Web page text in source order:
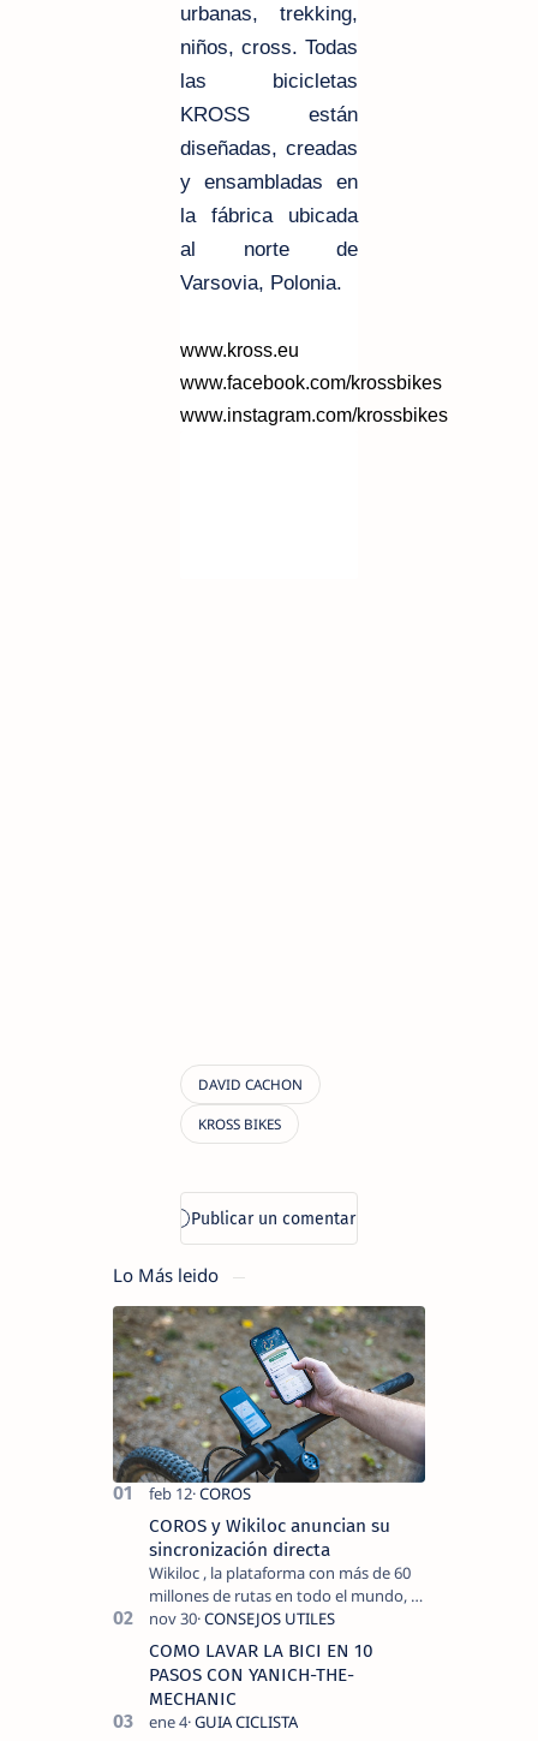
urbanas, trekking,
niños, cross. Todas
las bicicletas
KROSS están
diseñadas, creadas
y ensambladas en
la fábrica ubicada
al norte de
Varsovia, Polonia.
www.kross.eu
www.facebook.com/krossbikes
www.instagram.com/krossbikes
Lo Más leido
COROS y Wikiloc anuncian su
sincronización directa
Wikiloc , la plataforma con más de 60
millones de rutas en todo el mundo, y
COROS , marca de dispositivos GPS
reconocida mundialmente por su
tecnolo…
COMO LAVAR LA BICI EN 10
PASOS CON YANICH-THE-
MECHANIC